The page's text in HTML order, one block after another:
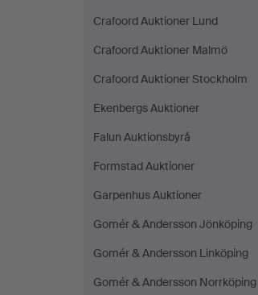
Crafoord Auktioner Lund
Crafoord Auktioner Malmö
Crafoord Auktioner Stockholm
Ekenbergs Auktioner
Falun Auktionsbyrå
Formstad Auktioner
Garpenhus Auktioner
Gomér & Andersson Jönköping
Gomér & Andersson Linköping
Gomér & Andersson Norrköping